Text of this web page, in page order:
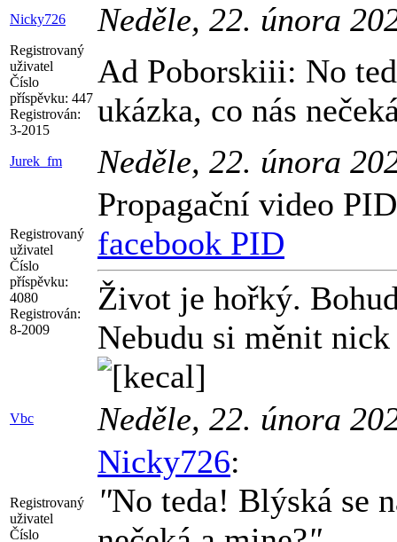
Nicky726 Neděle, 22. února
Registrovaný
uživatel
Číslo
příspěvku: 447
Registrován:
3-2015
Ad Poborskiii: No
ukázka, co nás
Jurek_fm Neděle, 22. února
Registrovaný
uživatel
Číslo
příspěvku:
4080
Registrován:
8-2009
Propagační video
facebook PID
Život je hořký.
Nebudu si měnit
Vbc Neděle, 22. února
Registrovaný
uživatel
Číslo
Nicky726:
"No teda! Blýská se